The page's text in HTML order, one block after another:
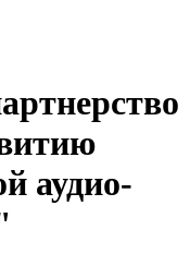
аудио-